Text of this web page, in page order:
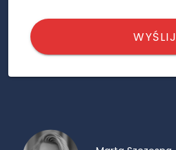
WYŚLIJ